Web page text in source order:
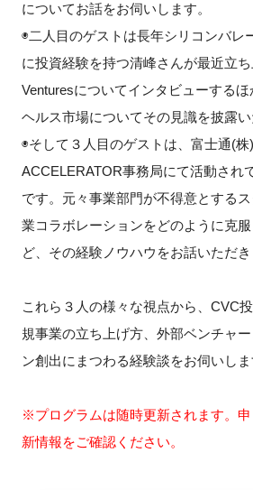
LINK-Jを知る
特別会員
施設・アクセス
FAQ
イベントお知らせメール登録
についてお話をお伺いします。
◉二人目のゲストは長年シリコンバレ
に投資経験を持つ清峰さんが最近立
Venturesについてインタビューする
ヘルス市場についてその見識を披露い
◉そして３人目のゲストは、富士通(
ACCELERATOR事務局にて活動され
です。元々事業部門が不得意とする
業コラボレーションをどのように克
ど、その経験ノウハウをお話いただき
これら３人の様々な視点から、CVC
規事業の立ち上げ方、外部ベンチャ
ン創出にまつわる経験談をお伺いしま
※プログラムは随時更新されます。
新情報をご確認ください。